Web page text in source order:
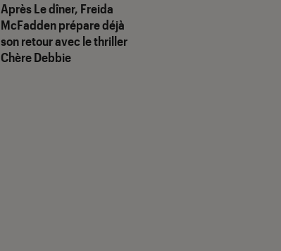
AprèsLe dîner, Freida
McFadden prépare déjà
son retour avec le thriller
Chère Debbie